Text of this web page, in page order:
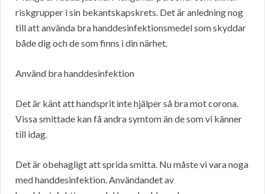
riskgrupper i sin bekantskapskrets. Det är anledning nog
till att använda bra handdesinfektionsmedel som skyddar
både dig och de som finns i din närhet.
Använd bra handdesinfektion
Det är känt att handsprit inte hjälper så bra mot corona.
Vissa smittade kan få andra symtom än de som vi känner
till idag.
Det är obehagligt att sprida smitta. Nu måste vi vara noga
med handdesinfektion. Användandet av